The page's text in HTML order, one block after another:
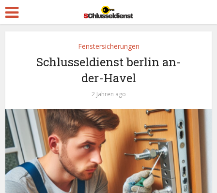
Fenstersicherungen
Schlusseldienst berlin an-
der-Havel
2 Jahren ago